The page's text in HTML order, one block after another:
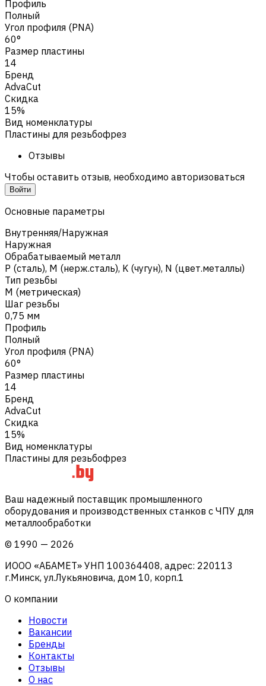
Профиль
Полный
Угол профиля (PNA)
60°
Размер пластины
14
Бренд
AdvaCut
Скидка
15%
Вид номенклатуры
Пластины для резьбофрез
Отзывы
Чтобы оставить отзыв, необходимо авторизоваться
Войти
Основные параметры
Внутренняя/Наружная
Наружная
Обрабатываемый металл
Р (сталь), M (нерж.сталь), K (чугун), N (цвет.металлы)
Тип резьбы
M (метрическая)
Шаг резьбы
0,75 мм
Профиль
Полный
Угол профиля (PNA)
60°
Размер пластины
14
Бренд
AdvaCut
Скидка
15%
Вид номенклатуры
Пластины для резьбофрез
Ваш надежный поставщик промышленного
оборудования и производственных станков с ЧПУ для
металлообработки
© 1990 — 2026
ИООО «АБАМЕТ» УНП 100364408, адрес: 220113
г.Минск, ул.Лукьяновича, дом 10, корп.1
О компании
Новости
Вакансии
Бренды
Контакты
Отзывы
О нас